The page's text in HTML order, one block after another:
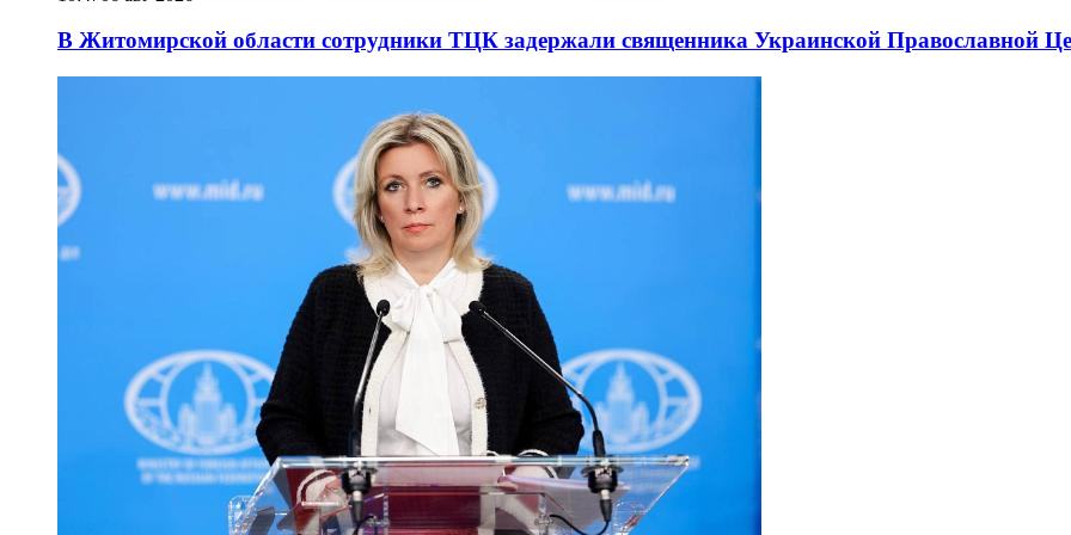
В Житомирской области сотрудники ТЦК задержали священника Украинской Православной